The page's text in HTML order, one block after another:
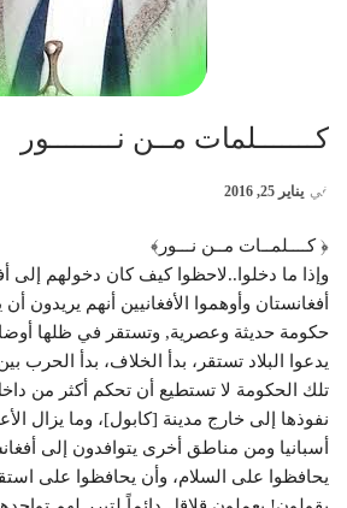
كـــــــلمات مــن نــــــــور
في يناير 25, 2016
﴿ كــــلمــات مــن نـــور﴾
وإذا ما دخلوا..لاحظوا كيف كان دخولهم إلى
أفغانستان وأوهموا الأفغانيين أنهم يريدون
حكومة حديثة وعصرية, وتستقر في ظلها أوضاع
يدعوا البلاد تستقر، بدأ الخلاف، بدأ الحرب
تلك الحكومة لا تستطيع أن تحكم أكثر من
نفوذها إلى خارج مدينة [كابول]، وما يزال
أسبانيا ومن مناطق أخرى يتوافدون إلى
يحافظوا على السلام، وأن يحافظوا على